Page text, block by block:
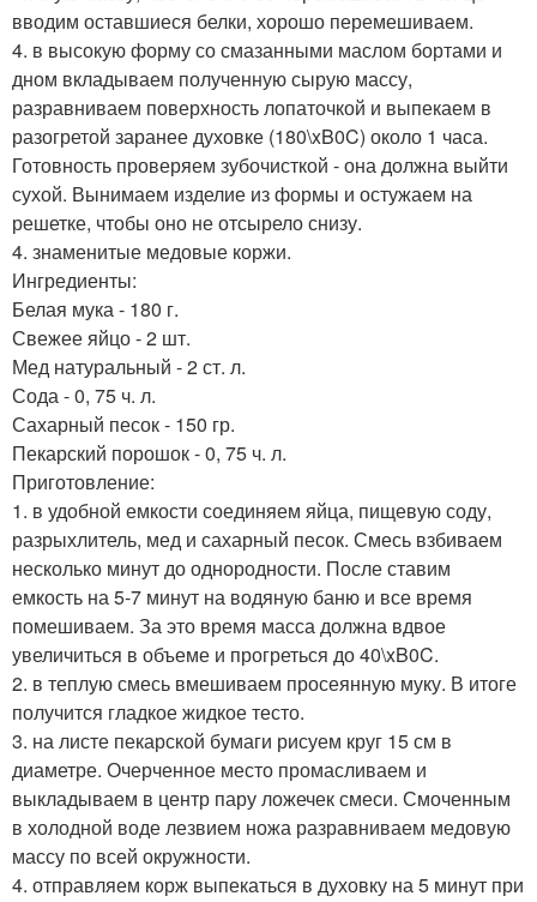
вводим оставшиеся белки, хорошо перемешиваем.
4. в высокую форму со смазанными маслом бортами и
дном вкладываем полученную сырую массу,
разравниваем поверхность лопаточкой и выпекаем в
разогретой заранее духовке (180\xB0C) около 1 часа.
Готовность проверяем зубочисткой - она должна выйти
сухой. Вынимаем изделие из формы и остужаем на
решетке, чтобы оно не отсырело снизу.
4. знаменитые медовые коржи.
Ингредиенты:
Белая мука - 180 г.
Свежее яйцо - 2 шт.
Мед натуральный - 2 ст. л.
Сода - 0, 75 ч. л.
Сахарный песок - 150 гр.
Пекарский порошок - 0, 75 ч. л.
Приготовление:
1. в удобной емкости соединяем яйца, пищевую соду,
разрыхлитель, мед и сахарный песок. Смесь взбиваем
несколько минут до однородности. После ставим
емкость на 5-7 минут на водяную баню и все время
помешиваем. За это время масса должна вдвое
увеличиться в объеме и прогреться до 40\xB0C.
2. в теплую смесь вмешиваем просеянную муку. В итоге
получится гладкое жидкое тесто.
3. на листе пекарской бумаги рисуем круг 15 см в
диаметре. Очерченное место промасливаем и
выкладываем в центр пару ложечек смеси. Смоченным
в холодной воде лезвием ножа разравниваем медовую
массу по всей окружности.
4. отправляем корж выпекаться в духовку на 5 минут при